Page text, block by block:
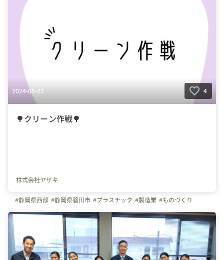
2024-05-22 4
🌳クリーン作戦🌳
株式会社ヤザキ
#静岡県西部 #静岡県磐田市 #プラスチック #製造業 #ものづくり